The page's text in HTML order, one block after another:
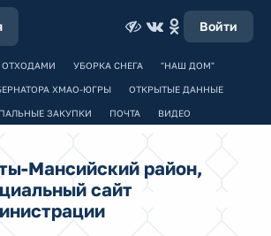
Войти
ОТХОДАМИ УБОРКА СНЕГА "НАШ ДОМ"
ХМАО-ЮГРЫ ОТКРЫТЫЕ ДАННЫЕ
ЗАКУПКИ ПОЧТА ВИДЕО
Мансийский район,
сайт